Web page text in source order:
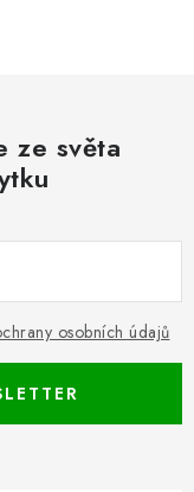
ze světa
osobních údajů